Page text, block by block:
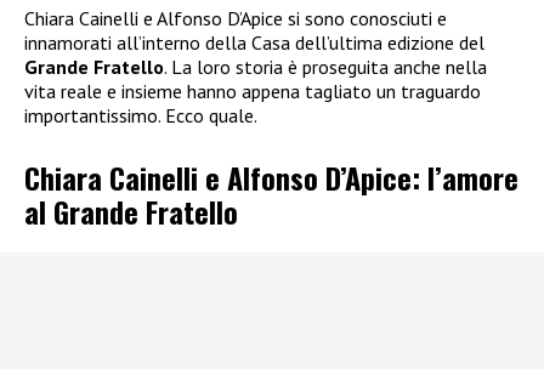
Chiara Cainelli e Alfonso D’Apice si sono conosciuti e
innamorati all’interno della Casa dell’ultima edizione del
Grande Fratello. La loro storia è proseguita anche nella
vita reale e insieme hanno appena tagliato un traguardo
importantissimo. Ecco quale.
Chiara Cainelli e Alfonso D’Apice: l’amore
al Grande Fratello